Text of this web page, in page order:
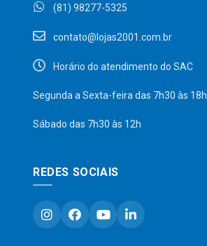
(81) 98277-5325
contato@lojas2001.com.br
Horário do atendimento do SAC
Segunda a Sexta-feira das 7h30 às 18h
Sábado das 7h30 às 12h
REDES SOCIAIS